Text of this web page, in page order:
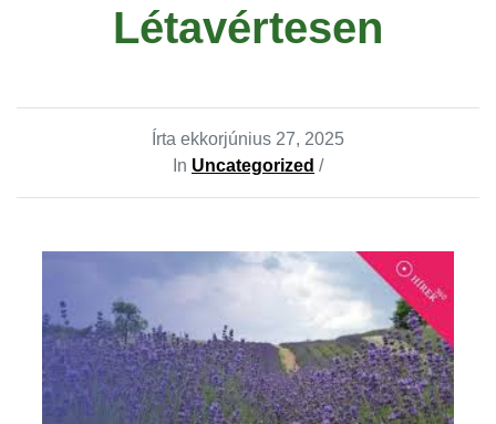
Létavértesen
Írta ekkorjúnius 27, 2025
In Uncategorized /